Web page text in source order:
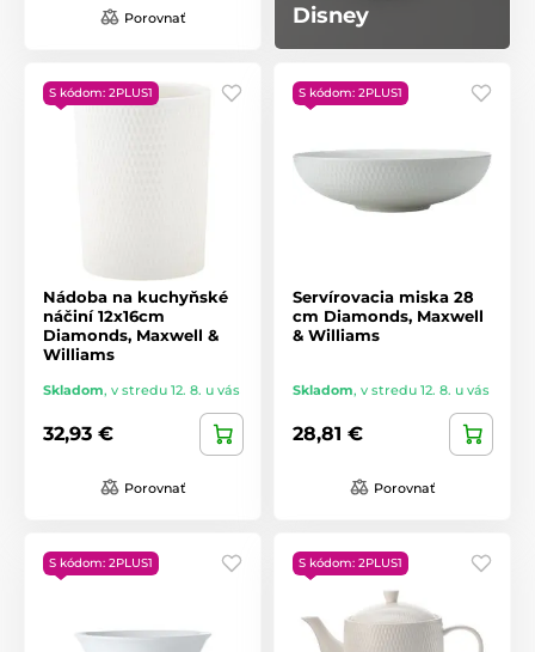
Porovnať
Disney
S kódom: 2PLUS1
Nádoba na kuchyňské
náčiní 12x16cm
Diamonds, Maxwell &
Williams
Skladom, v stredu 12. 8. u vás
32,93 €
Porovnať
S kódom: 2PLUS1
Servírovacia miska 28
cm Diamonds, Maxwell
& Williams
Skladom, v stredu 12. 8. u vás
28,81 €
Porovnať
S kódom: 2PLUS1 S kódom: 2PLUS1